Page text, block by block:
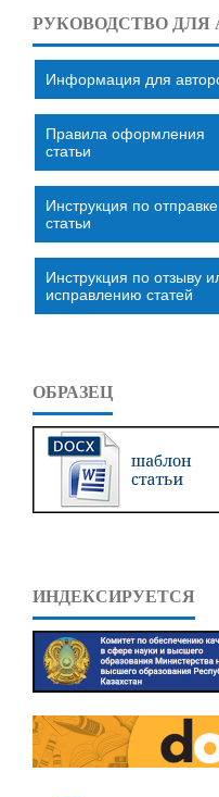
РУКОВОДСТВО ДЛЯ
Информация для
Правила оформления
статьи
Инструкция по отправке
статьи
Инструкция по отзыву
исправлению статей
ОБРАЗЕЦ
ИНДЕКСИРУЕТСЯ